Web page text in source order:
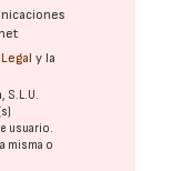
y la
S.L.U.
usuario.
misma o